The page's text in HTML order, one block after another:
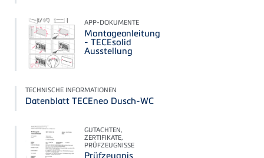
APP-DOKUMENTE
Montageanleitung
- TECEsolid
Ausstellung
TECHNISCHE INFORMATIONEN
Datenblatt TECEneo Dusch-WC
GUTACHTEN,
ZERTIFIKATE,
PRÜFZEUGNISSE
Prüfzeugnis